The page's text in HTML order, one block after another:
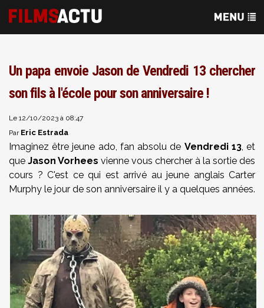
Un papa envoie Jason de Vendredi 13 chercher
son fils à l'école pour son anniversaire !
Le 12/10/2023 à 08:47
Par Eric Estrada
Imaginez être jeune ado, fan absolu de Vendredi 13, et
que Jason Vorhees vienne vous chercher à la sortie des
cours ? C'est ce qui est arrivé au jeune anglais Carter
Murphy le jour de son anniversaire il y a quelques années.